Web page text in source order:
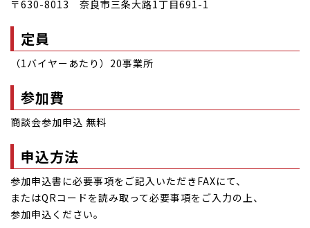
〒630-8013 奈良市三条大路1丁目691-1
定員
（1バイヤーあたり）20事業所
参加費
商談会参加申込 無料
申込方法
参加申込書に必要事項をご記入いただきFAXにて、
またはQRコードを読み取って必要事項をご入力の上、
参加申込ください。